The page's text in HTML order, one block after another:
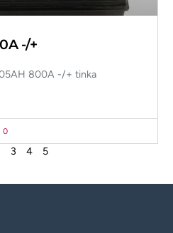
-/+
800A -/+ tinka
0
3 4 5